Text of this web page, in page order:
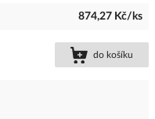
874,27 Kč/ks
do košíku